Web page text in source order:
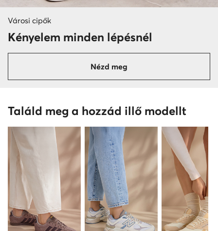
Városi cipők
Kényelem minden lépésnél
Nézd meg
Találd meg a hozzád illő modellt